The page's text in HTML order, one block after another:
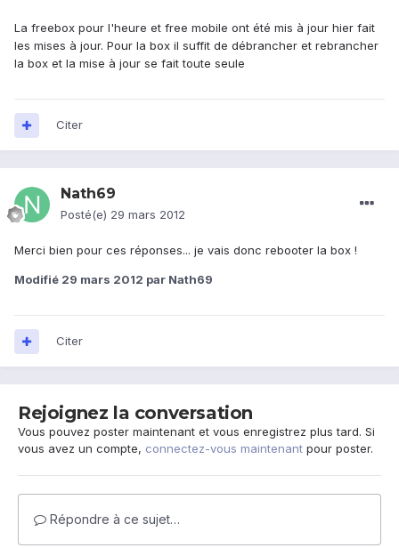
La freebox pour l'heure et free mobile ont été mis à jour hier fait
les mises à jour. Pour la box il suffit de débrancher et rebrancher
la box et la mise à jour se fait toute seule
Citer
Nath69
Posté(e) 29 mars 2012
Merci bien pour ces réponses... je vais donc rebooter la box !
Modifié 29 mars 2012 par Nath69
Citer
Rejoignez la conversation
Vous pouvez poster maintenant et vous enregistrez plus tard. Si
vous avez un compte, connectez-vous maintenant pour poster.
Répondre à ce sujet…